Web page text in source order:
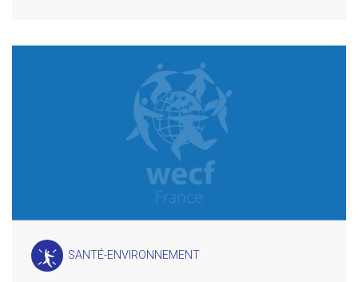
SANTÉ-ENVIRONNEMENT